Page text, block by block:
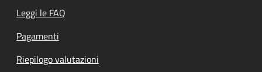
Leggi le FAQ
Pagamenti
Riepilogo valutazioni